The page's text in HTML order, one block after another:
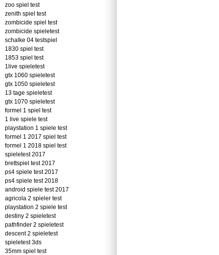
zoo spiel test
zenith spiel test
zombicide spiel test
zombicide spieletest
schalke 04 testspiel
1830 spiel test
1853 spiel test
1live spieletest
gtx 1060 spieletest
gtx 1050 spieletest
13 tage spieletest
gtx 1070 spieletest
formel 1 spiel test
1 live spiele test
playstation 1 spiele test
formel 1 2017 spiel test
formel 1 2018 spiel test
spieletest 2017
brettspiel test 2017
ps4 spiele test 2017
ps4 spiele test 2018
android spiele test 2017
agricola 2 spieler test
playstation 2 spiele test
destiny 2 spieletest
pathfinder 2 spieletest
descent 2 spieletest
spieletest 3ds
35mm spiel test